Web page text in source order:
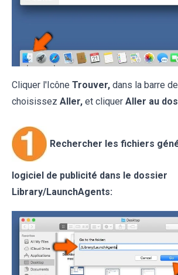
Cliquer l'Icône Trouver, dans la barre
choisissez Aller, et cliquer Aller au
Rechercher les fichiers
logiciel de publicité dans le dossier
Library/LaunchAgents: